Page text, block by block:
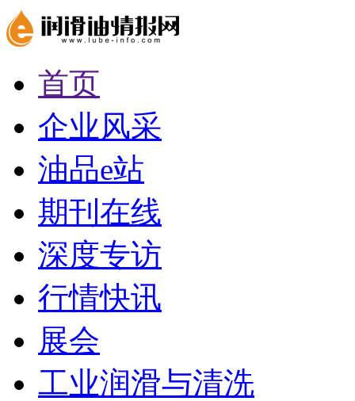
首页
企业风采
油品e站
期刊在线
深度专访
行情快讯
展会
工业润滑与清洗